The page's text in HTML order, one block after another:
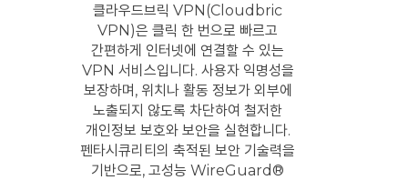
클라우드브릭 VPN(Cloudbric
VPN)은 클릭 한 번으로 빠르고
간편하게 인터넷에 연결할 수 있는
VPN 서비스입니다. 사용자 익명성을
보장하며, 위치나 활동 정보가 외부에
노출되지 않도록 차단하여 철저한
개인정보 보호와 보안을 실현합니다.
펜타시큐리티의 축적된 보안 기술력을
기반으로, 고성능 WireGuard®